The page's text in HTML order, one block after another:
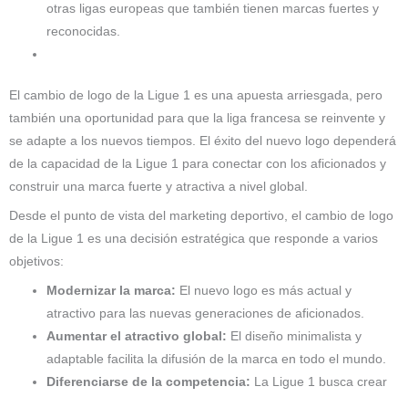
otras ligas europeas que también tienen marcas fuertes y
reconocidas.
El cambio de logo de la Ligue 1 es una apuesta arriesgada, pero
también una oportunidad para que la liga francesa se reinvente y
se adapte a los nuevos tiempos. El éxito del nuevo logo dependerá
de la capacidad de la Ligue 1 para conectar con los aficionados y
construir una marca fuerte y atractiva a nivel global.
Desde el punto de vista del marketing deportivo, el cambio de logo
de la Ligue 1 es una decisión estratégica que responde a varios
objetivos:
Modernizar la marca: El nuevo logo es más actual y
atractivo para las nuevas generaciones de aficionados.
Aumentar el atractivo global: El diseño minimalista y
adaptable facilita la difusión de la marca en todo el mundo.
Diferenciarse de la competencia: La Ligue 1 busca crear